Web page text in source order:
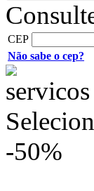
CEP
Não sabe o cep?
-50%